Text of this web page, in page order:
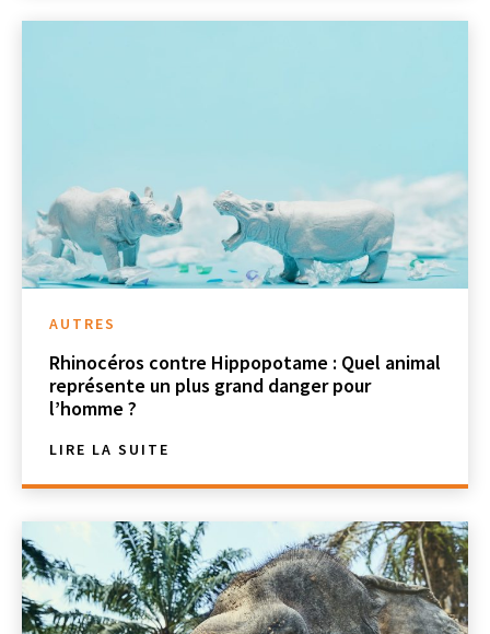
AUTRES
Rhinocéros contre Hippopotame : Quel animal
représente un plus grand danger pour
l’homme ?
LIRE LA SUITE